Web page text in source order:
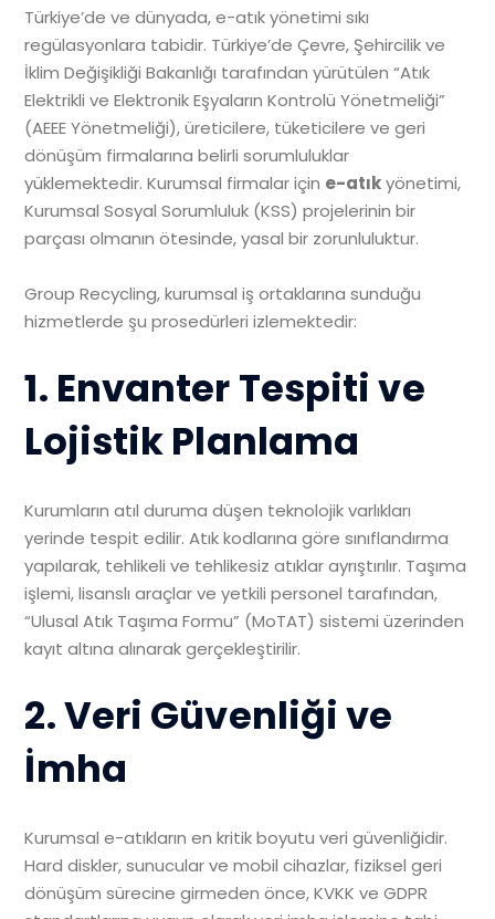
Türkiye’de ve dünyada, e-atık yönetimi sıkı
regülasyonlara tabidir. Türkiye’de Çevre, Şehircilik ve
İklim Değişikliği Bakanlığı tarafından yürütülen “Atık
Elektrikli ve Elektronik Eşyaların Kontrolü Yönetmeliği”
(AEEE Yönetmeliği), üreticilere, tüketicilere ve geri
dönüşüm firmalarına belirli sorumluluklar
yüklemektedir. Kurumsal firmalar için e-atıkyönetimi,
Kurumsal Sosyal Sorumluluk (KSS) projelerinin bir
parçası olmanın ötesinde, yasal bir zorunluluktur.
Group Recycling, kurumsal iş ortaklarına sunduğu
hizmetlerde şu prosedürleri izlemektedir:
1. Envanter Tespiti ve
Lojistik Planlama
Kurumların atıl duruma düşen teknolojik varlıkları
yerinde tespit edilir. Atık kodlarına göre sınıflandırma
yapılarak, tehlikeli ve tehlikesiz atıklar ayrıştırılır. Taşıma
işlemi, lisanslı araçlar ve yetkili personel tarafından,
“Ulusal Atık Taşıma Formu” (MoTAT) sistemi üzerinden
kayıt altına alınarak gerçekleştirilir.
2. Veri Güvenliği ve
İmha
Kurumsal e-atıkların en kritik boyutu veri güvenliğidir.
Hard diskler, sunucular ve mobil cihazlar, fiziksel geri
dönüşüm sürecine girmeden önce, KVKK ve GDPR